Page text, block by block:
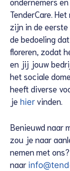
TenderCare.
zijn in de
de bedoeling
floreren, zodat
en jij jouw
het sociale
heeft diverse
je hier vinden.
Benieuwd naar
zou je naar
nemen met
naar